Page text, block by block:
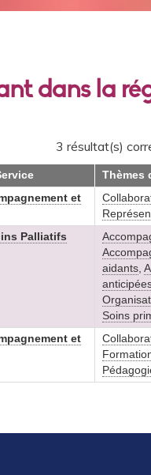
dans la
3 résultat(s)
Thèmes
et
Palliatifs
aidants
Soins
et